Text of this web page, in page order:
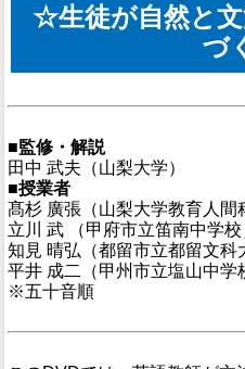
☆生徒が自然と
づ
■監修・解説
田中 武夫（山梨大学）
■授業者
髙杉 廣張（山梨大学教育人間
立川 武 （甲府市立笛南中学校
知見 晴弘（都留市立都留文科
平井 成二（甲州市立塩山中学
※五十音順